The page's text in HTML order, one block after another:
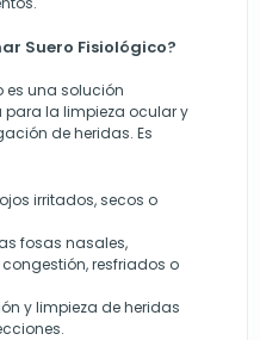
Suero Fisiológico?
es una solución
la limpieza ocular y
de heridas. Es
irritados, secos o
fosas nasales,
resfriados o
y limpieza de heridas